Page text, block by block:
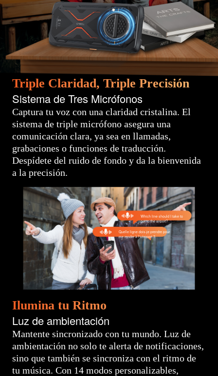
Triple Claridad, Triple Precisión
Sistema de Tres Micrófonos
Captura tu voz con una claridad cristalina. El
sistema de triple micrófono asegura una
comunicación clara, ya sea en llamadas,
grabaciones o funciones de traducción.
Despídete del ruido de fondo y da la bienvenida
a la precisión.
Which line should I take to
get to the airport?
Quelle ligne dois-je prendre pour
me rendre à l'aéroport ?
Ilumina tu Ritmo
Luz de ambientación
Mantente sincronizado con tu mundo. Luz de
ambientación no solo te alerta de notificaciones,
sino que también se sincroniza con el ritmo de
tu música. Con 14 modos personalizables,